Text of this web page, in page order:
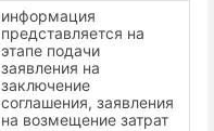
информация
представляется на
этапе подачи
заявления на
заключение
соглашения, заявления
на возмещение затрат